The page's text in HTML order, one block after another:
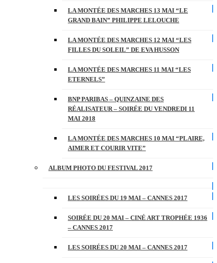
LA MONTÉE DES MARCHES 13 MAI “LE
GRAND BAIN” PHILIPPE LELOUCHE
LA MONTÉE DES MARCHES 12 MAI “LES
FILLES DU SOLEIL” DE EVA HUSSON
LA MONTÉE DES MARCHES 11 MAI “LES
ETERNELS”
BNP PARIBAS – QUINZAINE DES
RÉALISATEUR – SOIRÉE DU VENDREDI 11
MAI 2018
LA MONTÉE DES MARCHES 10 MAI “PLAIRE,
AIMER ET COURIR VITE”
ALBUM PHOTO DU FESTIVAL 2017
LES SOIRÉES DU 19 MAI – CANNES 2017
SOIRÉE DU 20 MAI – CINÉ ART TROPHÉE 1936
– CANNES 2017
LES SOIRÉES DU 20 MAI – CANNES 2017